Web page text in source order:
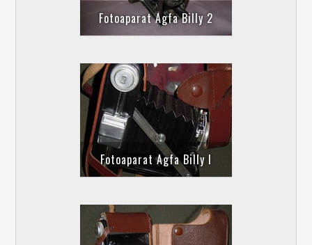
Fotoaparat Agfa Billy 2
Fotoaparat Agfa Billy I